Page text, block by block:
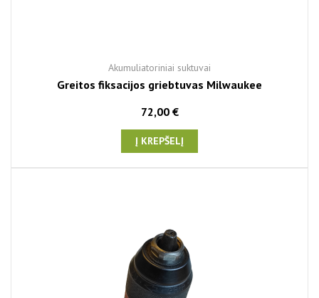
Akumuliatoriniai suktuvai
Greitos fiksacijos griebtuvas Milwaukee
72,00 €
Į KREPŠELĮ